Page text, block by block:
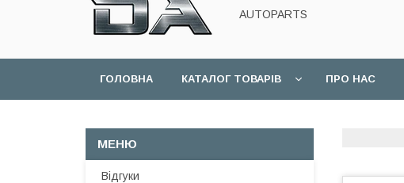
AUTOPARTS
ГОЛОВНА КАТАЛОГ ТОВАРІВ ПРО НАС
Відгуки